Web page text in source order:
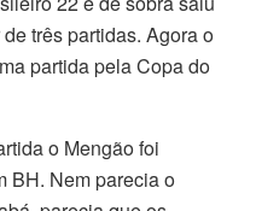
três partidas. Agora o
partida pela Copa do
o Mengão foi
BH. Nem parecia o